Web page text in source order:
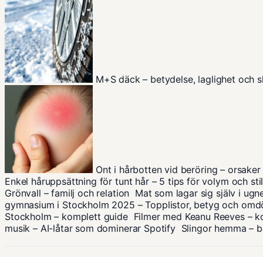
M+S däck – betydelse, laglighet och
Ont i hårbotten vid beröring –
Enkel håruppsättning för tunt hår – 5 tips för volym och stil
Grönvall – familj och relation Mat som lagar sig själv i
gymnasium i Stockholm 2025 – Topplistor, betyg och
Stockholm – komplett guide Filmer med Keanu Reeves –
musik – AI-låtar som dominerar Spotify Slingor hemma –